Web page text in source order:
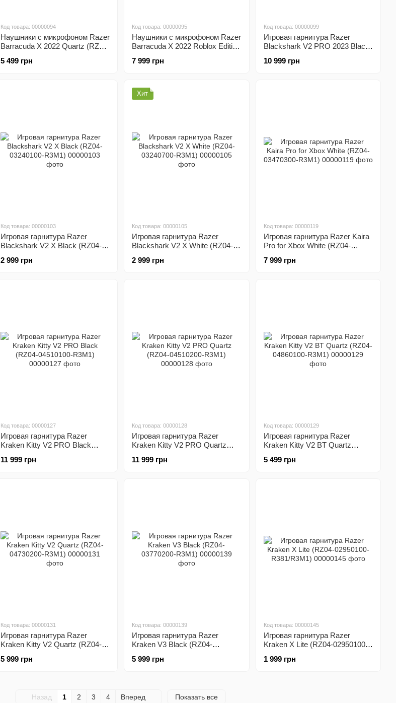
Код товара: 00000094
Наушники с микрофоном Razer
Barracuda X 2022 Quartz (RZ04-
5 499 грн
Код товара: 00000095
Наушники с микрофоном Razer
Barracuda X 2022 Roblox Edition
7 999 грн
Код товара: 00000099
Игровая гарнитура Razer
Blackshark V2 PRO 2023 Black
10 999 грн
Код товара: 00000103
Игровая гарнитура Razer
Blackshark V2 X Black (RZ04-
2 999 грн
Хит
Код товара: 00000105
Игровая гарнитура Razer
Blackshark V2 X White (RZ04-
2 999 грн
Код товара: 00000119
Игровая гарнитура Razer Kaira
Pro for Xbox White (RZ04-
7 999 грн
Код товара: 00000127
Игровая гарнитура Razer
Kraken Kitty V2 PRO Black
11 999 грн
Код товара: 00000128
Игровая гарнитура Razer
Kraken Kitty V2 PRO Quartz
11 999 грн
Код товара: 00000129
Игровая гарнитура Razer
Kraken Kitty V2 BT Quartz
5 499 грн
Код товара: 00000131
Игровая гарнитура Razer
Kraken Kitty V2 Quartz (RZ04-
5 999 грн
Код товара: 00000139
Игровая гарнитура Razer
Kraken V3 Black (RZ04-
5 999 грн
Код товара: 00000145
Игровая гарнитура Razer
Kraken X Lite (RZ04-02950100-
1 999 грн
Назад 1 2 3 4 Вперед Показать все